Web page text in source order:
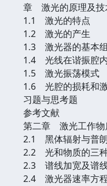
章 激光的原理及技
1.1 激光的特点
1.2 激光的产生
1.3 激光器的基本
1.4 光线在谐振腔
1.5 激光振荡模式
1.6 光腔的损耗和
习题与思考题
参考文献
第二章 激光工作物
2.1 黑体辐射与普
2.2 光和物质的三
2.3 谱线加宽及谱
2.4 激光器速率方